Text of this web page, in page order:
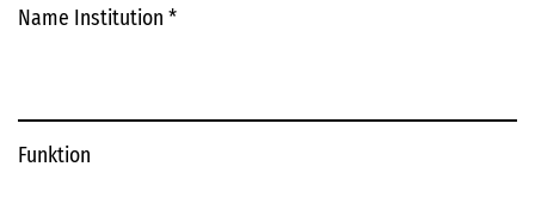
Name Institution *
Funktion